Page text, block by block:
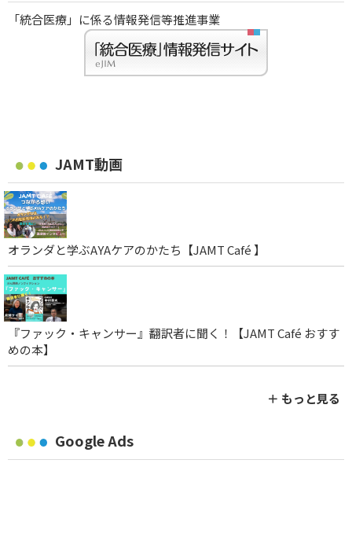
「統合医療」に係る情報発信等推進事業
JAMT動画
オランダと学ぶAYAケアのかたち【JAMT Café 】
『ファック・キャンサー』翻訳者に聞く！【JAMT Café おすす
めの本】
＋ もっと見る
Google Ads